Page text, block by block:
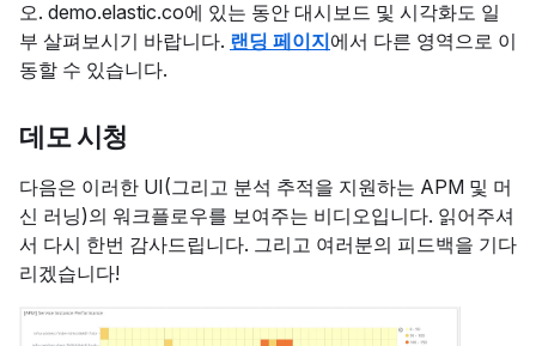
오. demo.elastic.co에 있는 동안 대시보드 및 시각화도 일
부 살펴보시기 바랍니다. 랜딩 페이지에서 다른 영역으로 이
동할 수 있습니다.
데모 시청
다음은 이러한 UI(그리고 분석 추적을 지원하는 APM 및 머
신 러닝)의 워크플로우를 보여주는 비디오입니다. 읽어주셔
서 다시 한번 감사드립니다. 그리고 여러분의 피드백을 기다
리겠습니다!